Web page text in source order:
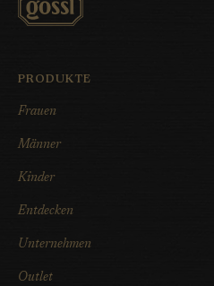
PRODUKTE
Frauen
Männer
Kinder
Entdecken
Unternehmen
Outlet